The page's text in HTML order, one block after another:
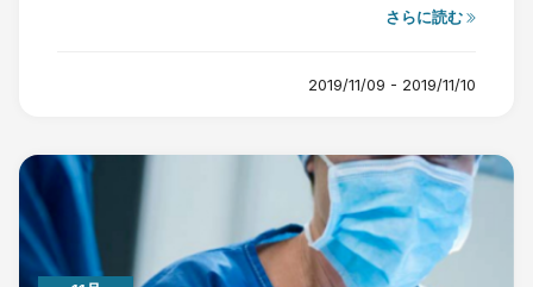
さらに読む
2019/11/09 - 2019/11/10